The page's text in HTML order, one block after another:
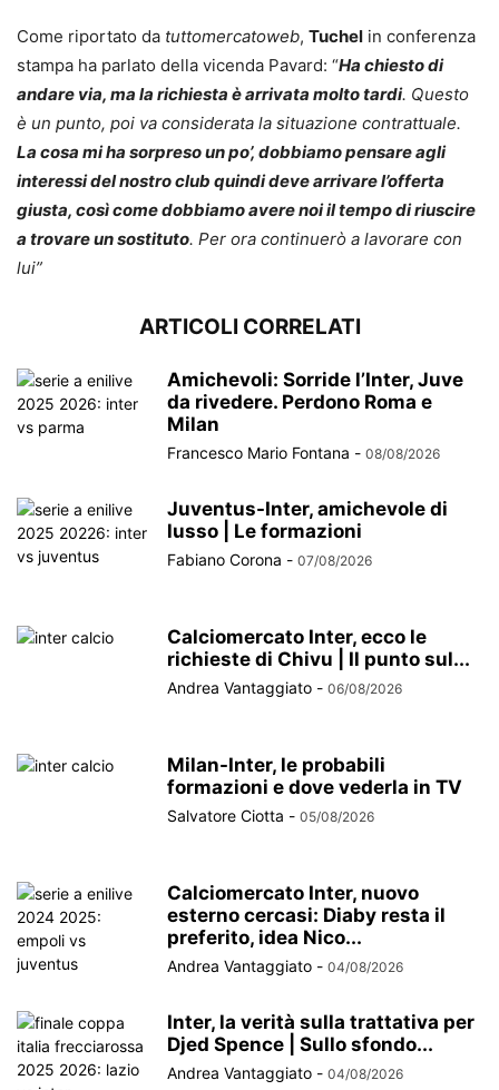
Come riportato da tuttomercatoweb, Tuchel in conferenza
stampa ha parlato della vicenda Pavard: “Ha chiesto di
andare via, ma la richiesta è arrivata molto tardi. Questo
è un punto, poi va considerata la situazione contrattuale.
La cosa mi ha sorpreso un po’, dobbiamo pensare agli
interessi del nostro club quindi deve arrivare l’offerta
giusta, così come dobbiamo avere noi il tempo di riuscire
a trovare un sostituto. Per ora continuerò a lavorare con
lui”
ARTICOLI CORRELATI
Amichevoli: Sorride l’Inter, Juve
da rivedere. Perdono Roma e
Milan
Francesco Mario Fontana - 08/08/2026
Juventus-Inter, amichevole di
lusso | Le formazioni
Fabiano Corona - 07/08/2026
Calciomercato Inter, ecco le
richieste di Chivu | Il punto sul...
Andrea Vantaggiato - 06/08/2026
Milan-Inter, le probabili
formazioni e dove vederla in TV
Salvatore Ciotta - 05/08/2026
Calciomercato Inter, nuovo
esterno cercasi: Diaby resta il
preferito, idea Nico...
Andrea Vantaggiato - 04/08/2026
Inter, la verità sulla trattativa per
Djed Spence | Sullo sfondo...
Andrea Vantaggiato - 04/08/2026